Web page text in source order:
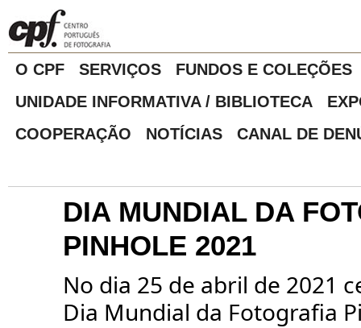
O CPF SERVIÇOS
FUNDOS E COLEÇÕES
UNIDADE INFORMATIVA / BIBLIOTECA
COOPERAÇÃO
NOTÍCIAS CANAL DE
DIA MUNDIAL DA
PINHOLE 2021
No dia 25 de abril de 2021
Dia Mundial da Fotografia